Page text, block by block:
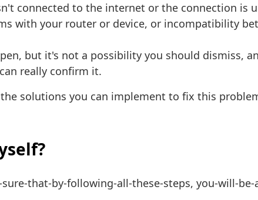
connected to the internet or the connection is
with your router or device, or incompatibility
but it's not a possibility you should dismiss,
really confirm it.
solutions you can implement to fix this
that-by-following-all-these-steps, you-will-